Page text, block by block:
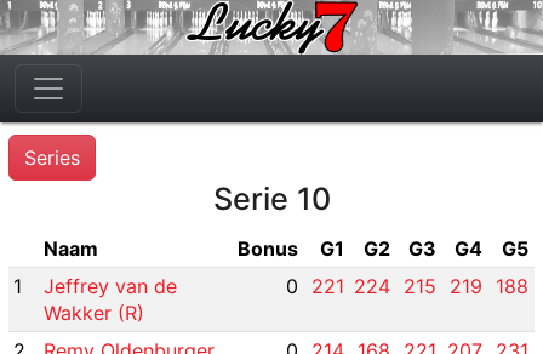
Series
Serie 10
Naam Bonus G1 G2 G3 G4
G5
1
Jeffrey van de
Wakker (R)
0 221 224 215 219 188